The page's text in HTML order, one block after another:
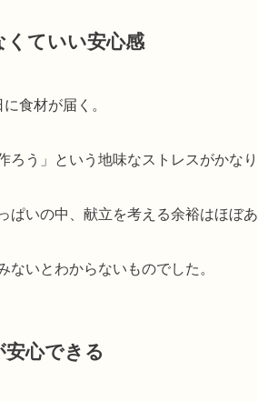
ていい安心感
食材が届く。
ろう」という地味なストレスがかなり
ぱいの中、献立を考える余裕はほぼあ
ないとわからないものでした。
心できる